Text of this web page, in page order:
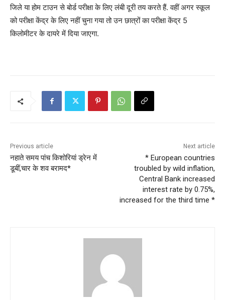
जिले या होम टाउन से बोर्ड परीक्षा के लिए लंबी दूरी तय करते हैं. वहीं अगर स्कूल
को परीक्षा केंद्र के लिए नहीं चुना गया तो उन छात्रों का परीक्षा केंद्र 5
किलोमीटर के दायरे में दिया जाएगा.
Previous article
नहाते समय पांच किशोरियां ड्रेन में
डूबीं,चार के शव बरामद*
Next article
* European countries
troubled by wild inflation,
Central Bank increased
interest rate by 0.75%,
increased for the third time *